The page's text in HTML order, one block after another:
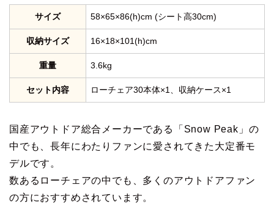
サイズ 58×65×86(h)cm (シート高30cm)
収納サイズ 16×18×101(h)cm
重量 3.6kg
セット内容 ローチェア30本体×1、収納ケース×1
国産アウトドア総合メーカーである「Snow Peak」の
中でも、長年にわたりファンに愛されてきた大定番モ
デルです。
数あるローチェアの中でも、多くのアウトドアファン
の方におすすめされています。